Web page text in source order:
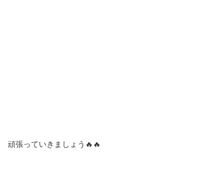
頑張っていきましょう🔥🔥